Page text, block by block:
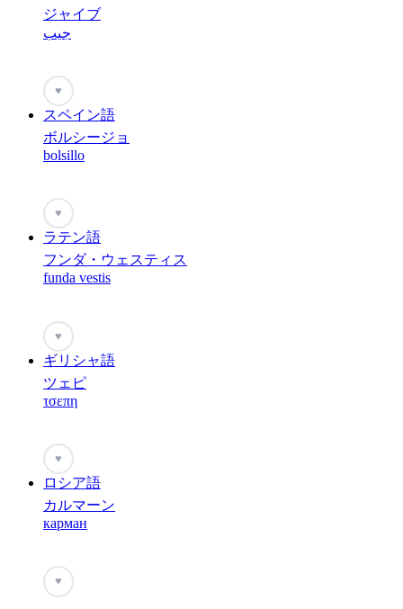
ジャイブ
جيب
♥
スペイン語
ボルシージョ
bolsillo
♥
ラテン語
フンダ・ウェスティス
funda vestis
♥
ギリシャ語
ツェピ
τσεπη
♥
ロシア語
カルマーン
карман
♥